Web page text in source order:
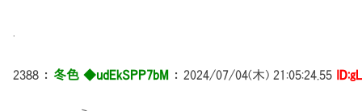
2388 ： 冬色 ◆udEkSPP7bM ： 2024/07/04(木) 21:05:24.55